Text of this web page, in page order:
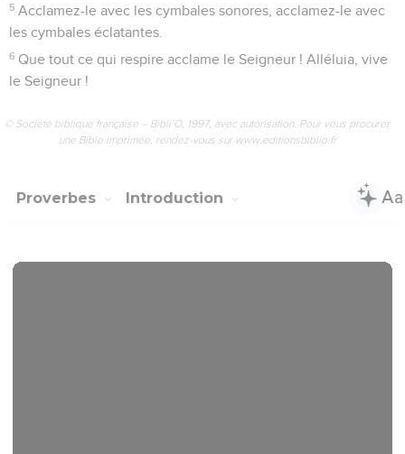
5 Acclamez-le avec les cymbales sonores, acclamez-le avec
les cymbales éclatantes.
6 Que tout ce qui respire acclame le Seigneur ! Alléluia, vive
le Seigneur !
© Société biblique française – Bibli’O, 1997, avec autorisation. Pour vous procurer
une Bible imprimée, rendez-vous sur www.editionsbiblio.fr
Proverbes Introduction